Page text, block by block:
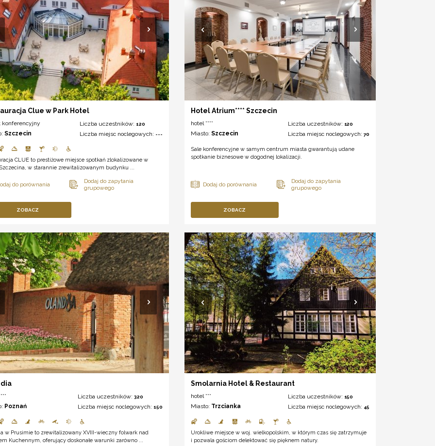
Clue w Park Hotel
konferencyjny
Szczecin
Liczba uczestników:120
Liczba miejsc noclegowych: ---
CLUE to prestiżowe miejsce spotkań zlokalizowane w
w starannie zrewitalizowanym budynku ...
ZOBACZ
Hotel Atrium**** Szczecin
hotel ****
Miasto:Szczecin
Liczba uczestników: 120
Liczba miejsc noclegowych: 70
Sale konferencyjne w samym centrum miasta gwarantują udane
spotkanie biznesowe w dogodnej lokalizacji.
ZOBACZ
Poznań
Liczba uczestników:320
Liczba miejsc noclegowych:150
w Prusimie to zrewitalizowany XVIII-wieczny folwark nad
Kuchennym, oferujący doskonałe warunki zarówno ...
Smolarnia Hotel & Restaurant
hotel ***
Miasto: Trzcianka
Liczba uczestników: 150
Liczba miejsc noclegowych: 45
Urokliwe miejsce w woj. wielkopolskim, w którym czas się zatrzymuje
i pozwala gościom delektować się pięknem natury.